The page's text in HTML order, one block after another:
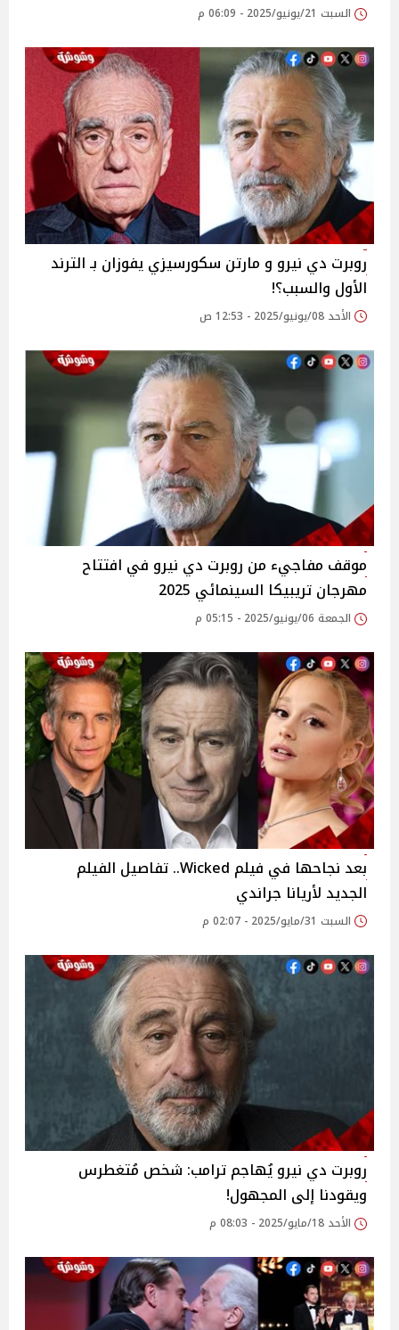
السبت 21/يونيو/2025 - 06:09 م
روبرت دي نيرو و مارتن سكورسيزي يفوزان بـ الترند
الأول والسبب؟!
الأحد 08/يونيو/2025 - 12:53 ص
موقف مفاجيء من روبرت دي نيرو في افتتاح
مهرجان تريبيكا السينمائي 2025
الجمعة 06/يونيو/2025 - 05:15 م
بعد نجاحها في فيلم Wicked.. تفاصيل الفيلم
الجديد لأريانا جراندي
السبت 31/مايو/2025 - 02:07 م
روبرت دي نيرو يُهاجم ترامب: شخص مُتغطرس
ويقودنا إلى المجهول!
الأحد 18/مايو/2025 - 08:03 م